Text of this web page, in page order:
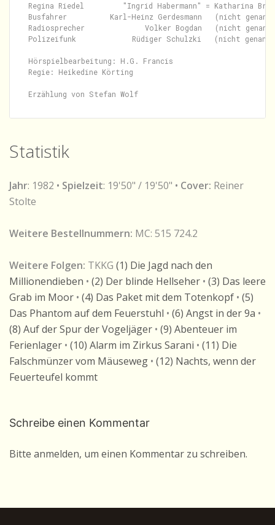
Regina Riedel         "Ingrid Habermann" = Katharina
Busfahrer          Karl-Heinz Gerdesmann   (nicht
Radiosprecher              Volker Bogdan   (nicht
Polizeifunk             Rüdiger Schulzki   (nicht
Hörspielbearbeitung: H.G. Francis
Regie: Heikedine Körting
Statistik
Jahr: 1982 • Spielzeit: 19'50" / 19'50" • Cover: Reiner
Stolte
Weitere Bestellnummern: MC: 515 724.2
Weitere Folgen: TKKG (1) Die Jagd nach den
Millionendieben • (2) Der blinde Hellseher • (3) Das leere
Grab im Moor • (4) Das Paket mit dem Totenkopf • (5)
Das Phantom auf dem Feuerstuhl • (6) Angst in der 9a •
(8) Auf der Spur der Vogeljäger • (9) Abenteuer im
Ferienlager • (10) Alarm im Zirkus Sarani • (11) Die
Falschmünzer vom Mäuseweg • (12) Nachts, wenn der
Feuerteufel kommt
Schreibe einen Kommentar
Bitte anmelden, um einen Kommentar zu schreiben.